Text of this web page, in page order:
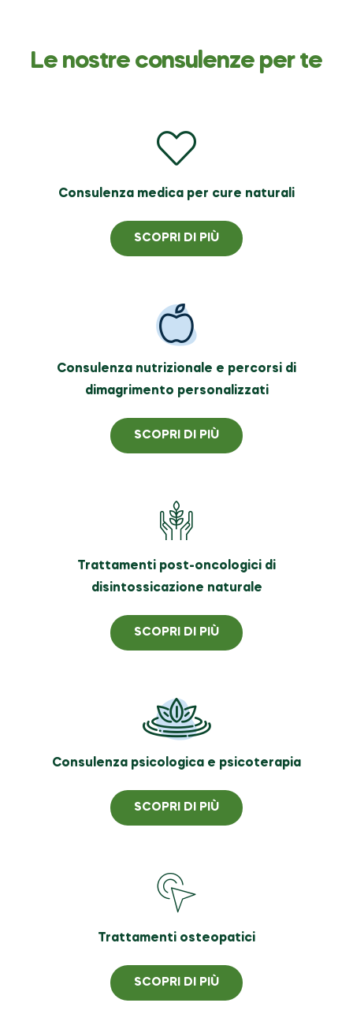
Le nostre consulenze per te
Consulenza medica per cure naturali
SCOPRI DI PIÙ
Consulenza nutrizionale e percorsi di
dimagrimento personalizzati
SCOPRI DI PIÙ
Trattamenti post-oncologici di
disintossicazione naturale
SCOPRI DI PIÙ
Consulenza psicologica e psicoterapia
SCOPRI DI PIÙ
Trattamenti osteopatici
SCOPRI DI PIÙ